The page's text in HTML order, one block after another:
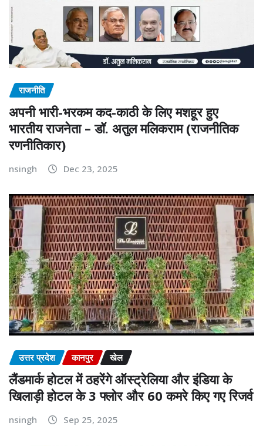
राजनीति
अपनी भारी-भरकम कद-काठी के लिए मशहूर हुए
भारतीय राजनेता – डॉ. अतुल मलिकराम (राजनीतिक
रणनीतिकार)
nsingh Dec 23, 2025
उत्तर प्रदेश कानपुर खेल
लैंडमार्क होटल में ठहरेंगे ऑस्ट्रेलिया और इंडिया के
खिलाड़ी होटल के 3 फ्लोर और 60 कमरे किए गए रिजर्व
nsingh Sep 25, 2025